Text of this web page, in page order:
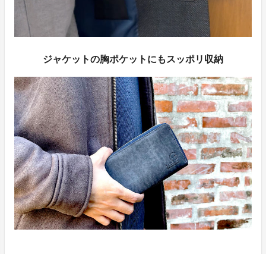
ジャケットの胸ポケットにもスッポリ収納